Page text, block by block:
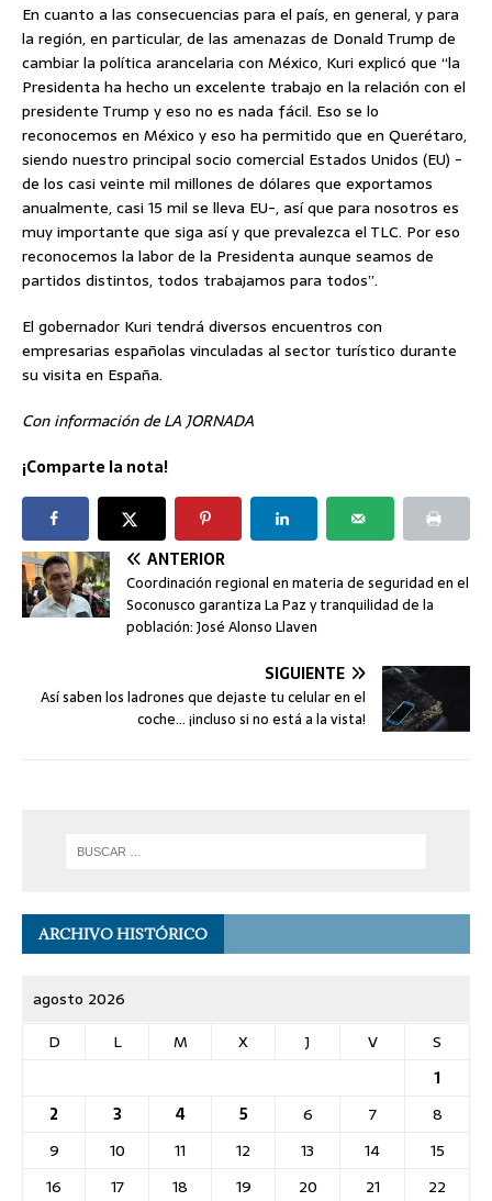
En cuanto a las consecuencias para el país, en general, y para
la región, en particular, de las amenazas de Donald Trump de
cambiar la política arancelaria con México, Kuri explicó que “la
Presidenta ha hecho un excelente trabajo en la relación con el
presidente Trump y eso no es nada fácil. Eso se lo
reconocemos en México y eso ha permitido que en Querétaro,
siendo nuestro principal socio comercial Estados Unidos (EU) -
de los casi veinte mil millones de dólares que exportamos
anualmente, casi 15 mil se lleva EU-, así que para nosotros es
muy importante que siga así y que prevalezca el TLC. Por eso
reconocemos la labor de la Presidenta aunque seamos de
partidos distintos, todos trabajamos para todos”.
El gobernador Kuri tendrá diversos encuentros con
empresarias españolas vinculadas al sector turístico durante
su visita en España.
Con información de LA JORNADA
¡Comparte la nota!
ANTERIOR
Coordinación regional en materia de seguridad en el
Soconusco garantiza La Paz y tranquilidad de la
población: José Alonso Llaven
SIGUIENTE
Así saben los ladrones que dejaste tu celular en el
coche… ¡incluso si no está a la vista!
ARCHIVO HISTÓRICO
agosto 2026
D
L M X J V
S
1
2
3 4 5 6 7
8
9
10 11 12 13 14
15
16
17 18 19 20 21
22